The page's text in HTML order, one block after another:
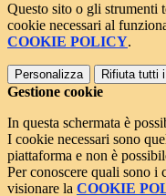
Questo sito o gli strumenti
cookie necessari al
COOKIE POLICY.
Personalizza Rifiuta tutti
Gestione cookie
In questa schermata è
I cookie necessari sono
piattaforma e non è
Per conoscere quali sono i
visionare la COOKIE